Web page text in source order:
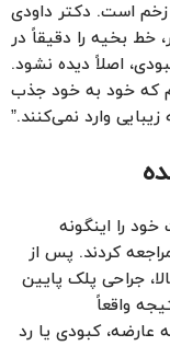
زخم است. دکتر داودی
بخیه را دقیقاً در
اصلاً دیده نشود.
که خود به خود جذب
وارد نمی‌کنند.”
را اینگونه
کردند. پس از
جراحی پلک پایین
واقعاً
عارضه، کبودی یا رد